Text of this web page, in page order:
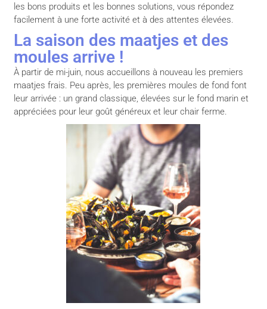
les bons produits et les bonnes solutions, vous répondez
facilement à une forte activité et à des attentes élevées.
La saison des maatjes et des
moules arrive !
À partir de mi-juin, nous accueillons à nouveau les premiers
maatjes frais. Peu après, les premières moules de fond font
leur arrivée : un grand classique, élevées sur le fond marin et
appréciées pour leur goût généreux et leur chair ferme.